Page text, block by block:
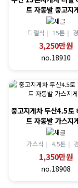
트 자동발 중고지
디젤식 |15톤 |
3,250만원
no.18910
중고지게차 두산4.5토
트 자동발 가스지
가스식 | 4.5톤 |
1,350만원
no.18908